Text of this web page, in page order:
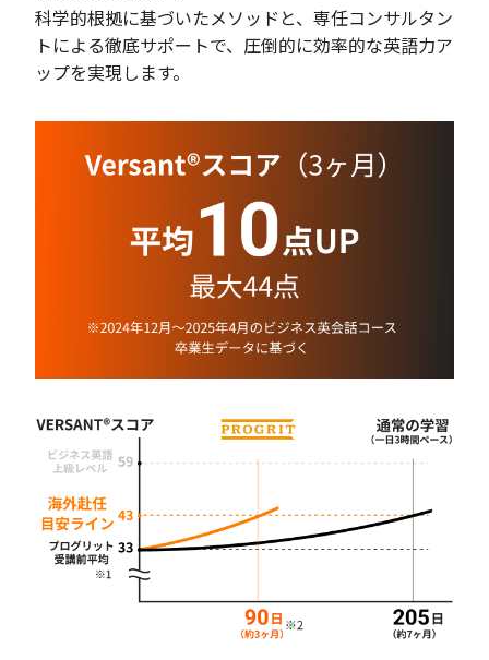
科学的根拠に基づいたメソッドと、専任コンサルタン
トによる徹底サポートで、圧倒的に効率的な英語力ア
ップを実現します。